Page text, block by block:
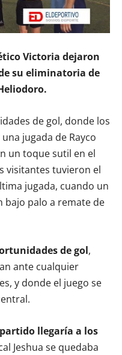
Victoria dejaron
su eliminatoria de
de gol, donde los
jugada de Rayco
un toque sutil en el
visitantes tuvieron el
jugada, cuando un
bajo palo a remate de
de gol,
ante cualquier
y donde el juego se
llegaría a los
Jeshua se quedaba